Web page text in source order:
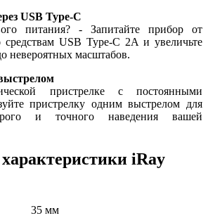
USB Type-C
питания? - Запитайте прибор от
USB Type-C 2A и увеличьте
невероятных масштабов.
пристрелке с постоянными
пристрелку одним выстрелом для
и точного наведения вашей
iRay
35 мм